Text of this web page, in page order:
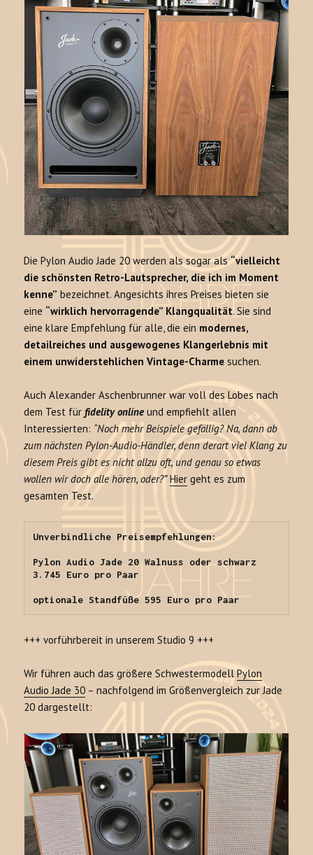
Die Pylon Audio Jade 20 werden als sogar als“vielleicht
die schönsten Retro-Lautsprecher, die ich im Moment
kenne” bezeichnet. Angesichts ihres Preises bieten sie
eine “wirklich hervorragende” Klangqualität. Sie sind
eine klare Empfehlung für alle, die ein modernes,
detailreiches und ausgewogenes Klangerlebnis mit
einem unwiderstehlichen Vintage-Charme suchen.
Auch Alexander Aschenbrunner war voll des Lobes nach
dem Test fürfidelity online und empfiehlt allen
Interessierten: “Noch mehr Beispiele gefällig? Na, dann ab
zum nächsten Pylon-Audio-Händler, denn derart viel Klang zu
diesem Preis gibt es nicht allzu oft, und genau so etwas
wollen wir doch alle hören, oder?” Hier geht es zum
gesamten Test.
Unverbindliche Preisempfehlungen:
Pylon Audio Jade 20 Walnuss oder schwarz
3.745 Euro pro Paar
optionale Standfüße 595 Euro pro Paar
+++ vorführbereit in unserem Studio 9 +++
Wir führen auch das größere SchwestermodellPylon
Audio Jade 30 – nachfolgend im Größenvergleich zur Jade
20 dargestellt: